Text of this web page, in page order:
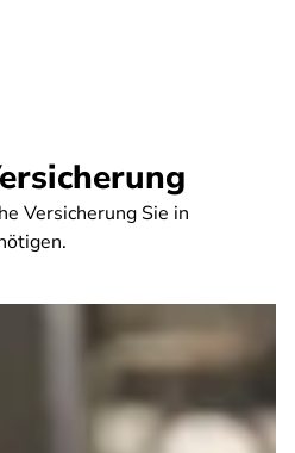
Versicherung Sie in